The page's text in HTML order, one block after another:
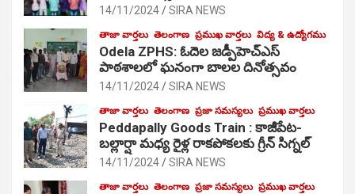
14/11/2024 SIRA NEWS
తాజా వార్తలు తెలంగాణ ప్రముఖ వార్తలు విద్య & ఉద్యోగము
Odela ZPHS: ఓదెల జ‌డ్పీహెచ్ఎస్
పాఠ‌శాల‌లో ఘనంగా బాలల దినోత్సవం
14/11/2024 SIRA NEWS
తాజా వార్తలు తెలంగాణ ప్రజా సమస్యలు ప్రముఖ వార్తలు
Peddapally Goods Train : కాజీపేట-
బల్లార్షా మధ్య రైళ్ల రాకపోకలకు గ్రీన్ సిగ్నల్
14/11/2024 SIRA NEWS
తాజా వార్తలు తెలంగాణ ప్రజా సమస్యలు ప్రముఖ వార్తలు